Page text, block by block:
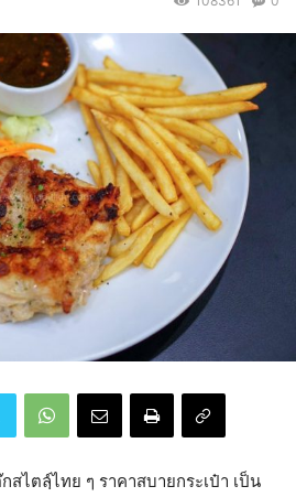
สไตล์ฺไทย ๆ ราคาสบายกระเป๋า เป็น